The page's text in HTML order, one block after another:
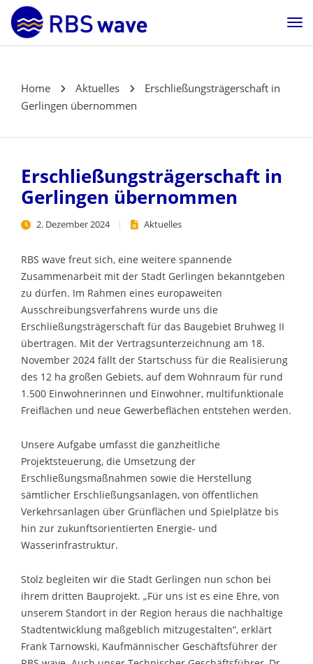
Home Aktuelles
Erschließungsträgerschaft in
Gerlingen übernommen
Erschließungsträgerschaft in
Gerlingen übernommen
2. Dezember 2024 Aktuelles
RBS wave freut sich, eine weitere spannende
Zusammenarbeit mit der Stadt Gerlingen bekanntgeben
zu dürfen. Im Rahmen eines europaweiten
Ausschreibungsverfahrens wurde uns die
Erschließungsträgerschaft für das Baugebiet Bruhweg II
übertragen. Mit der Vertragsunterzeichnung am 18.
November 2024 fällt der Startschuss für die Realisierung
des 12 ha großen Gebiets, auf dem Wohnraum für rund
1.500 Einwohnerinnen und Einwohner, multifunktionale
Freiflächen und neue Gewerbeflächen entstehen werden.
Unsere Aufgabe umfasst die ganzheitliche
Projektsteuerung, die Umsetzung der
Erschließungsmaßnahmen sowie die Herstellung
sämtlicher Erschließungsanlagen, von öffentlichen
Verkehrsanlagen über Grünflächen und Spielplätze bis
hin zur zukunftsorientierten Energie- und
Wasserinfrastruktur.
Stolz begleiten wir die Stadt Gerlingen nun schon bei
ihrem dritten Bauprojekt. „Für uns ist es eine Ehre, von
unserem Standort in der Region heraus die nachhaltige
Stadtentwicklung maßgeblich mitzugestalten“, erklärt
Frank Tarnowski, Kaufmännischer Geschäftsführer der